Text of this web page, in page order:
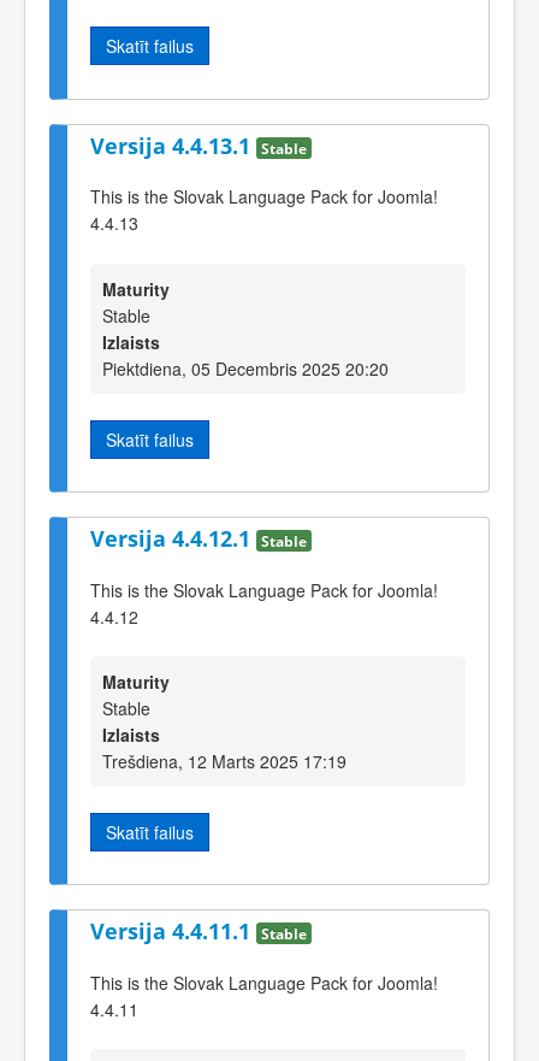
Skatīt failus
Versija 4.4.13.1 Stable
This is the Slovak Language Pack for Joomla!
4.4.13
Maturity
Stable
Izlaists
Piektdiena, 05 Decembris 2025 20:20
Skatīt failus
Versija 4.4.12.1 Stable
This is the Slovak Language Pack for Joomla!
4.4.12
Maturity
Stable
Izlaists
Trešdiena, 12 Marts 2025 17:19
Skatīt failus
Versija 4.4.11.1 Stable
This is the Slovak Language Pack for Joomla!
4.4.11